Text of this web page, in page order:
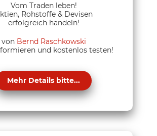
Vom Traden leben!
Rohstoffe & Devisen
erfolgreich handeln!
von Bernd Raschkowski
und kostenlos testen!
Mehr Details bitte...